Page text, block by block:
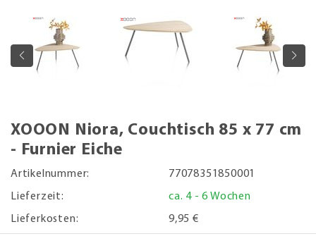
XOOON Niora, Couchtisch 85 x 77 cm
- Furnier Eiche
Artikelnummer:
77078351850001
Lieferzeit:
ca. 4 - 6 Wochen
Lieferkosten:
9,95 €